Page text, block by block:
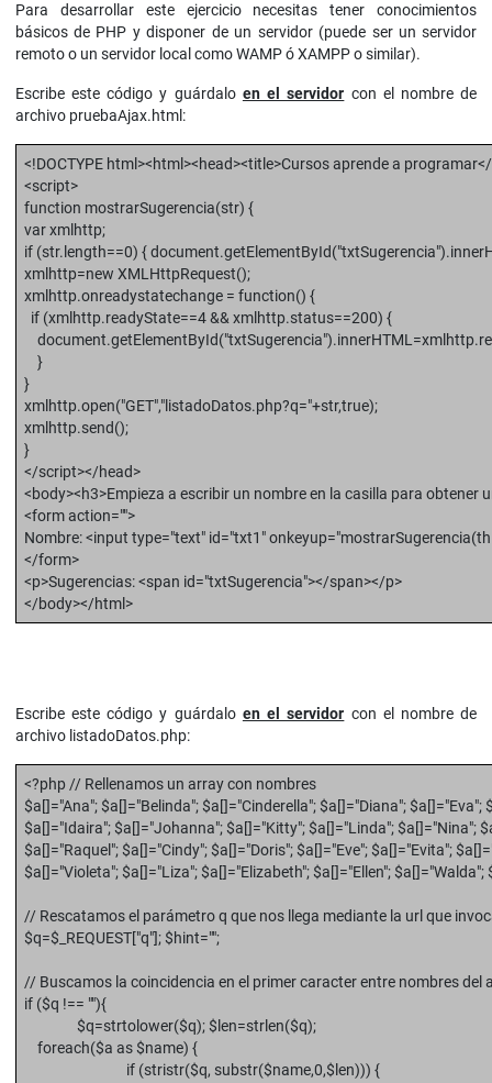
Para desarrollar este ejercicio necesitas tener conocimientos
básicos de PHP y disponer de un servidor (puede ser un servidor
remoto o un servidor local como WAMP ó XAMPP o similar).
Escribe este código y guárdalo en el servidor con el nombre de
archivo pruebaAjax.html:
<!DOCTYPE html><html><head><title>Cursos aprende a
<script>
function mostrarSugerencia(str) {
var xmlhttp;
if (str.length==0) {
xmlhttp=new XMLHttpRequest();
xmlhttp.onreadystatechange = function() {
if (xmlhttp.readyState==4 && xmlhttp.status==200) {
}
}
xmlhttp.open("GET","listadoDatos.php?q="+str,true);
xmlhttp.send();
}
</script></head>
<body><h3>Empieza a escribir un nombre en la casilla para obtener
<form action="">
Nombre: <input type="text" id="txt1"
</form>
<p>Sugerencias: <span id="txtSugerencia"></span></p>
</body></html>
Escribe este código y guárdalo en el servidor con el nombre de
archivo listadoDatos.php:
<?php // Rellenamos un array con nombres
$a[]="Ana"; $a[]="Belinda"; $a[]="Cinderella"; $a[]="Diana";
$a[]="Idaira"; $a[]="Johanna"; $a[]="Kitty"; $a[]="Linda"; $a[]="Nina";
$a[]="Raquel"; $a[]="Cindy"; $a[]="Doris"; $a[]="Eve"; $a[]="Evita";
$a[]="Violeta"; $a[]="Liza"; $a[]="Elizabeth"; $a[]="Ellen"; $a[]="Walda";
// Rescatamos el parámetro q que nos llega mediante la url que
$q=$_REQUEST["q"]; $hint="";
// Buscamos la coincidencia en el primer caracter entre nombres del
if ($q !== ""){
$q=strtolower($q); $len=strlen($q);
foreach($a as $name) {
if (stristr($q, substr($name,0,$len))) {